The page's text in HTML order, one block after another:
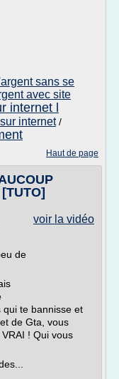
sans se
avec site
internet l
internet/
Haut de page
voir la vidéo
de
qui te bannisse et
de Gta, vous
! Qui vous